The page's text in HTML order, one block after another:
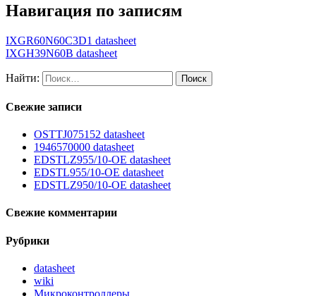
Навигация по записям
IXGR60N60C3D1 datasheet
IXGH39N60B datasheet
Найти:
Свежие записи
OSTTJ075152 datasheet
1946570000 datasheet
EDSTLZ955/10-OE datasheet
EDSTL955/10-OE datasheet
EDSTLZ950/10-OE datasheet
Свежие комментарии
Рубрики
datasheet
wiki
Микроконтроллеры